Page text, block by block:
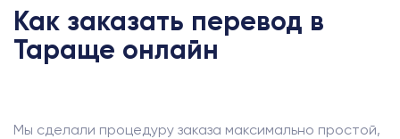
Как заказать перевод в
Тараще онлайн
Мы сделали процедуру заказа максимально простой,